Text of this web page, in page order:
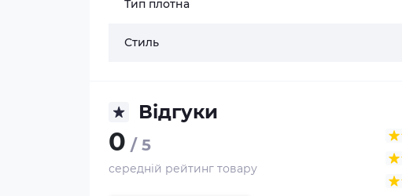
Тип плотна
Стиль
Відгуки
0 / 5
середній рейтинг товару